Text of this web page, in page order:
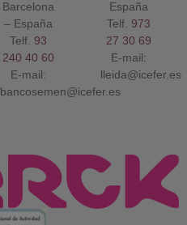
Barcelona
– España
Telf. 93
240 40 60
E-mail:
bancosemen@icefer.es
España
Telf. 973
27 30 69
E-mail:
lleida@icefer.es